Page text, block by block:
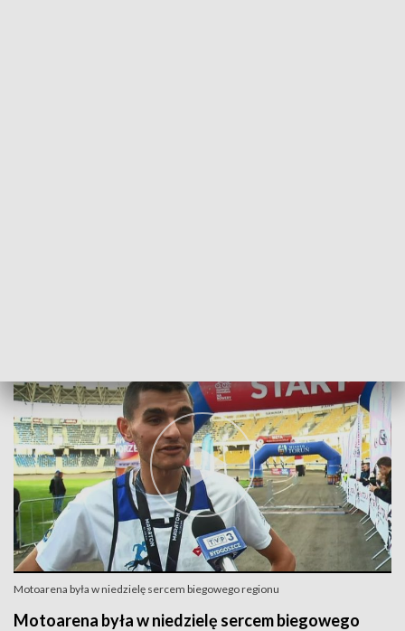
Motoarena była w niedzielę sercem biegowego regionu
Motoarena była w niedzielę sercem biegowego